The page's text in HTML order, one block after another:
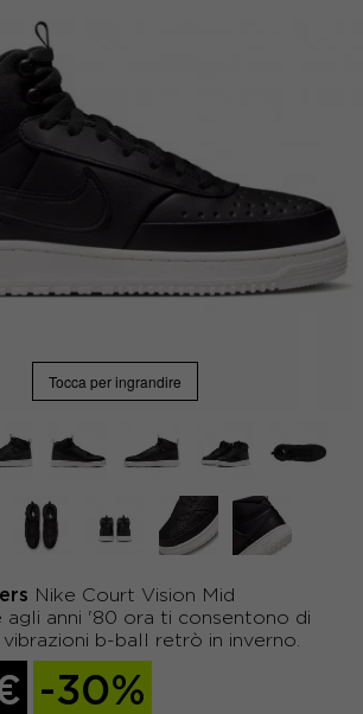
Tocca per ingrandire
Nike Court Vision Mid
agli anni '80 ora ti consentono di
b-ball retrò in inverno.
-30%